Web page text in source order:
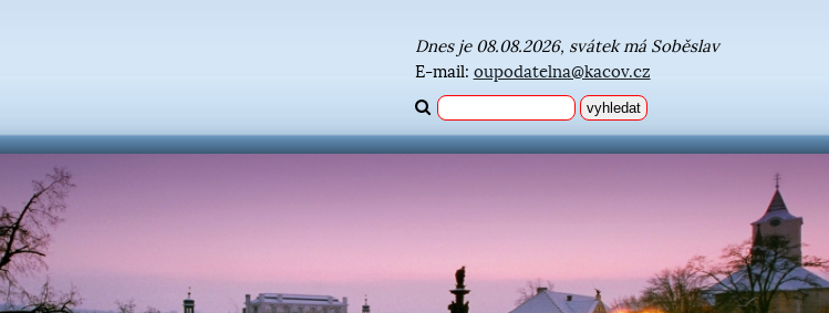
Dnes je 08.08.2026, svátek má Soběslav
E-mail: oupodatelna@kacov.cz